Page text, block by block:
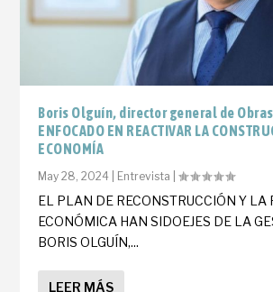
Boris Olguín, director general de Obras
ENFOCADO EN REACTIVAR LA
ECONOMÍA
May 28, 2024 Entrevista |
EL PLAN DE RECONSTRUCCIÓN Y LA
ECONÓMICA HAN SIDOEJES DE LA
BORIS OLGUÍN,...
LEER MÁS